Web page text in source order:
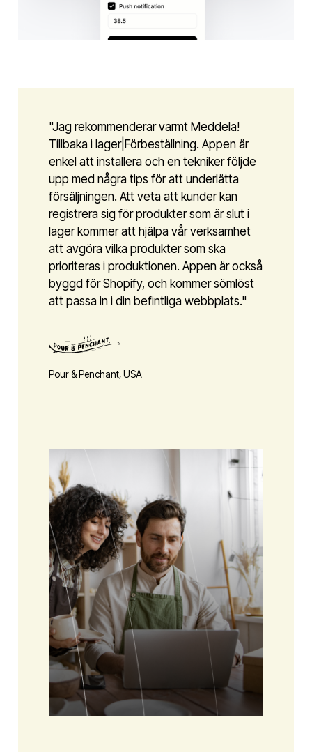
"Jag rekommenderar varmt Meddela!
Tillbaka i lager|Förbeställning. Appen är
enkel att installera och en tekniker följde
upp med några tips för att underlätta
försäljningen. Att veta att kunder kan
registrera sig för produkter som är slut i
lager kommer att hjälpa vår verksamhet
att avgöra vilka produkter som ska
prioriteras i produktionen. Appen är också
byggd för Shopify, och kommer sömlöst
att passa in i din befintliga webbplats."
Pour & Penchant, USA